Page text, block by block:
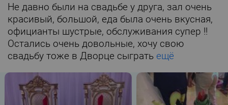
Не давно были на свадьбе у друга, зал очень
красивый, большой, еда была очень вкусная,
официанты шустрые, обслуживания супер !!
Остались очень довольные, хочу свою
свадьбу тоже в Дворце сыграть ещё